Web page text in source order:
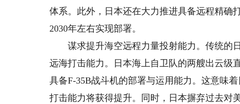
体系。此外，日本还在大力推进具备远程精确
2030年左右实现部署。
谋求提升海空远程力量投射能力。传统的
远海打击能力。日本海上自卫队的两艘出云级
具备F-35B战斗机的部署与运用能力。这意味
打击能力将获得提升。同时，日本摒弃过去对